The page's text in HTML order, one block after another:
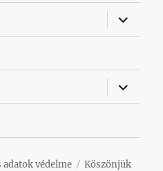
almenü
almenü
adatok védelme
Köszönjük